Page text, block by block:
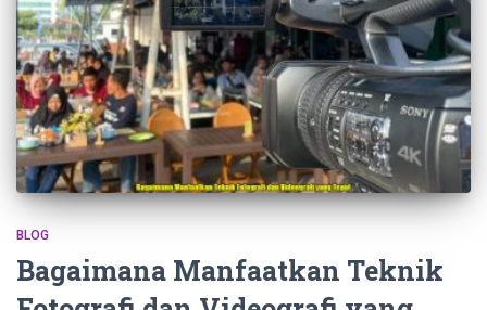
BLOG
Bagaimana Manfaatkan Teknik